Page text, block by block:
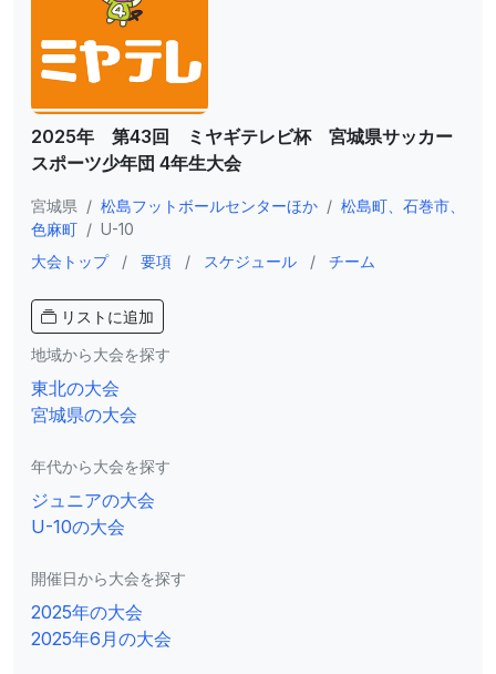
2025年 第43回 ミヤギテレビ杯 宮城県サッカー
スポーツ少年団 4年生大会
宮城県 / 松島フットボールセンターほか / 松島町、石巻市、
色麻町 / U-10
大会トップ
/ 要項 / スケジュール / チーム
リストに追加
地域から大会を探す
東北の大会
宮城県の大会
年代から大会を探す
ジュニアの大会
U-10の大会
開催日から大会を探す
2025年の大会
2025年6月の大会